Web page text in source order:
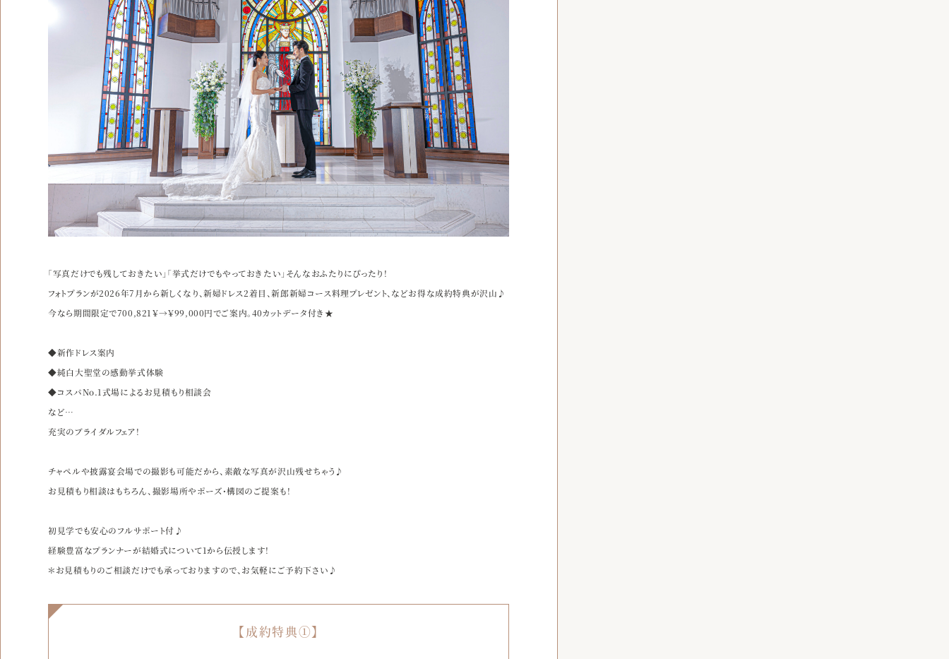
「写真だけでも残しておきたい」「挙式だけでもやっておきたい」そんなおふたりにぴったり！
フォトプランが2026年7月から新しくなり、新婦ドレス2着目、新郎新婦コース料理プレゼント、などお得な成約特典が沢山♪
今なら期間限定で700,821￥→￥99,000円でご案内。40カットデータ付き★
◆新作ドレス案内
◆純白大聖堂の感動挙式体験
◆コスパNo.1式場によるお見積もり相談会
など…
充実のブライダルフェア！
チャペルや披露宴会場での撮影も可能だから、素敵な写真が沢山残せちゃう♪
お見積もり相談はもちろん、撮影場所やポーズ・構図のご提案も！
初見学でも安心のフルサポート付♪
経験豊富なプランナーが結婚式について1から伝授します！
＊お見積もりのご相談だけでも承っておりますので、お気軽にご予約下さい♪
【成約特典①】